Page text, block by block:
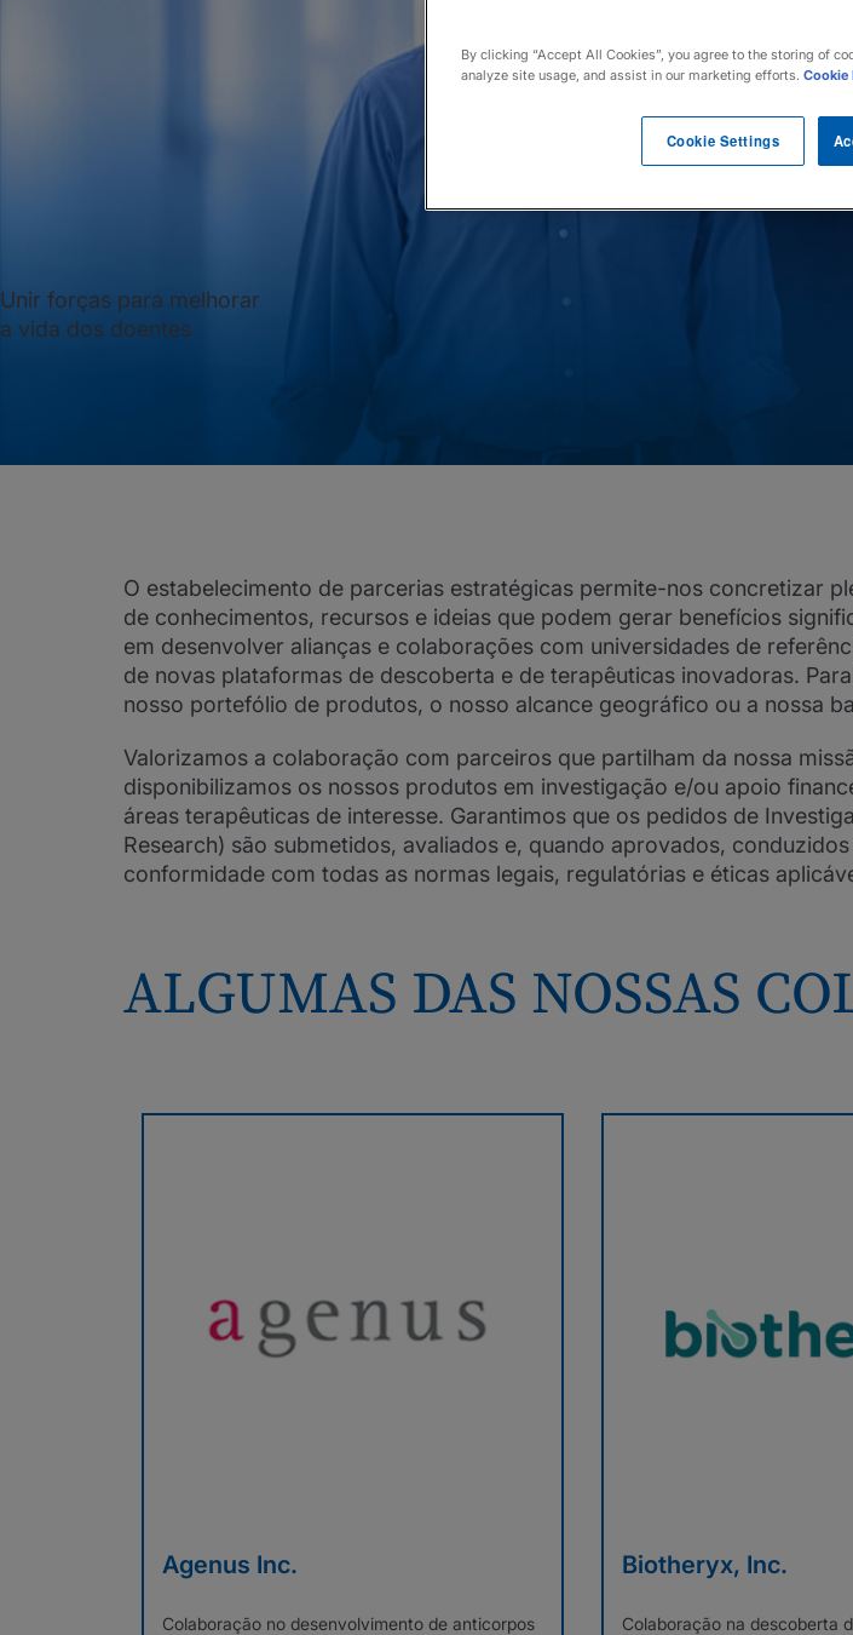
Unir forças para melhorar
a vida dos doentes
O estabelecimento de parcerias estratégicas permite-nos concretizar
de conhecimentos, recursos e ideias que podem gerar benefícios
em desenvolver alianças e colaborações com universidades de
de novas plataformas de descoberta e de terapêuticas inovadoras.
nosso portefólio de produtos, o nosso alcance geográfico ou a nossa
Valorizamos a colaboração com parceiros que partilham da nossa
disponibilizamos os nossos produtos em investigação e/ou apoio
áreas terapêuticas de interesse. Garantimos que os pedidos de
Research) são submetidos, avaliados e, quando aprovados,
conformidade com todas as normas legais, regulatórias e éticas
ALGUMAS DAS NOSSAS
Agenus Inc.
Colaboração no desenvolvimento de anticorpos
Biotheryx, Inc.
Colaboração na descoberta
By clicking “Accept All Cookies”, you agree to the storing of
analyze site usage, and assist in our marketing efforts.Cookie
Cookie Settings